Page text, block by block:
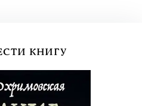
КНИГУ